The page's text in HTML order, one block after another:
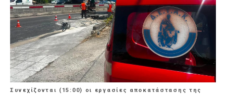
Συνεχίζονται (15:00) οι εργασίες αποκατάστασης της